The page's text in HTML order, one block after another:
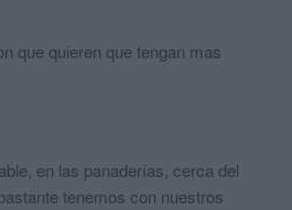
que quieren que tengan mas
en las panaderías, cerca del
tenemos con nuestros